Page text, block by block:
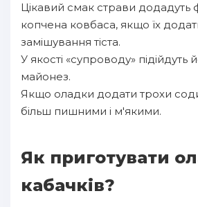
Цікавий смак страви додадуть
копчена ковбаса, якщо їх
замішування тіста.
У якості «супроводу» підійдуть
майонез.
Якщо оладки додати трохи
більш пишними і м'якими.
Як приготувати
кабачків?